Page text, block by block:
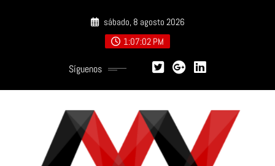
sábado, 8 agosto 2026
1:07:03 PM
Síguenos